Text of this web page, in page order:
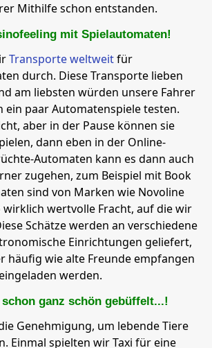
Mithilfe schon entstanden.
mit Spielautomaten!
Transporte weltweitfür
durch. Diese Transporte lieben
am liebsten würden unsere Fahrer
ein paar Automatenspiele testen.
aber in der Pause können sie
dann eben in der Online-
Automaten kann es dann auch
zugehen, zum Beispiel mit Book
sind von Marken wie Novoline
wirklich wertvolle Fracht, auf die wir
Schätze werden an verschiedene
Einrichtungen geliefert,
häufig wie alte Freunde empfangen
werden.
ganz schön gebüffelt...!
Genehmigung, um lebende Tiere
Einmal spielten wir Taxi für eine